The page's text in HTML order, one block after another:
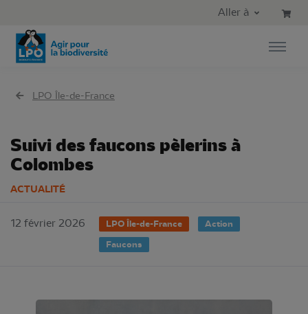
Aller au menu principal
Aller à
LPO Île-de-France
Suivi des faucons pèlerins à
Colombes
ACTUALITÉ
12 février 2026 LPO Île-de-France
Action
Faucons